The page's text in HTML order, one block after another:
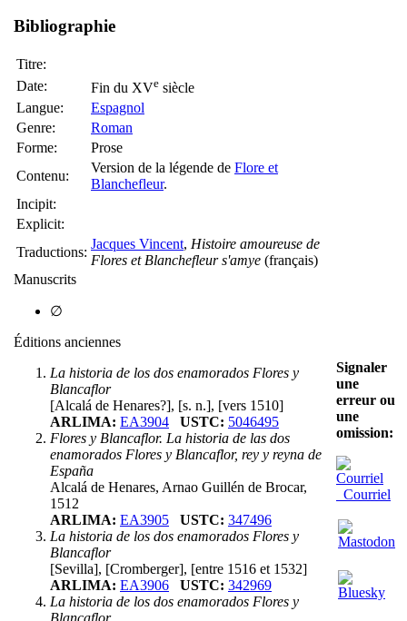
Bibliographie
Titre:
Date:
Fin du XVe siècle
Langue:
Espagnol
Genre:
Roman
Forme:
Prose
Contenu:
Version de la légende de Flore et
Blanchefleur.
Incipit:
Explicit:
Traductions:
Jacques Vincent, Histoire amoureuse de
Flores et Blanchefleur s'amye (français)
Manuscrits
∅
Éditions anciennes
La historia de los dos enamorados Flores y
Blancaflor
[Alcalá de Henares?], [s. n.], [vers 1510]
ARLIMA: EA3904 USTC: 5046495
Flores y Blancaflor. La historia de las dos
enamorados Flores y Blancaflor, rey y reyna de
España
Alcalá de Henares, Arnao Guillén de Brocar,
1512
ARLIMA: EA3905 USTC: 347496
La historia de los dos enamorados Flores y
Blancaflor
[Sevilla], [Cromberger], [entre 1516 et 1532]
ARLIMA: EA3906 USTC: 342969
La historia de los dos enamorados Flores y
Blancaflor
Signaler
une
erreur ou
une
omission:
Courriel